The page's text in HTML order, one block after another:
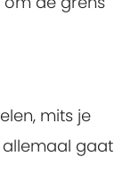
mits je
allemaal gaat